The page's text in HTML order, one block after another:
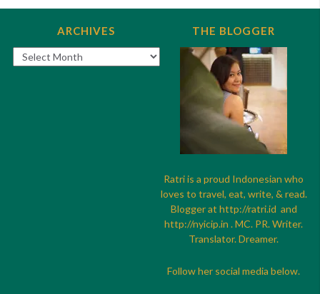
ARCHIVES
Archives
THE BLOGGER
Ratri is a proud Indonesian who
loves to travel, eat, write, & read.
Blogger at http://ratri.id and
http://nyicip.in . MC. PR. Writer.
Translator. Dreamer.
Follow her social media below.